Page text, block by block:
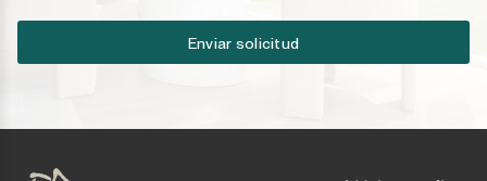
Enviar solicitud